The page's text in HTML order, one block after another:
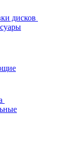
дисков